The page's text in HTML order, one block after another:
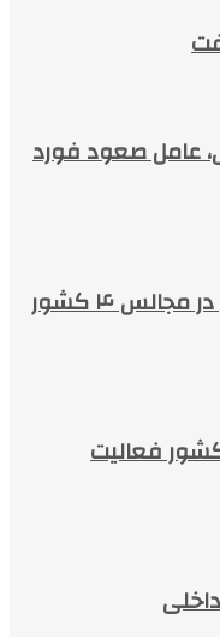
عامل صعود فورد
توافقنامه تجارت آزاد با ایران در مجالس ۴ کشور
کشور فعالیت